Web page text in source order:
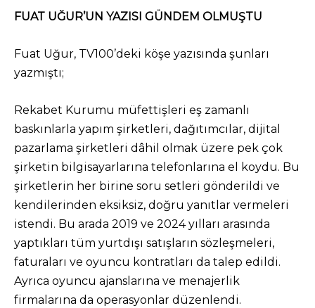
FUAT UĞUR’UN YAZISI GÜNDEM OLMUŞTU
Fuat Uğur, TV100’deki köşe yazısında şunları
yazmıştı;
Rekabet Kurumu müfettişleri eş zamanlı
baskınlarla yapım şirketleri, dağıtımcılar, dijital
pazarlama şirketleri dâhil olmak üzere pek çok
şirketin bilgisayarlarına telefonlarına el koydu. Bu
şirketlerin her birine soru setleri gönderildi ve
kendilerinden eksiksiz, doğru yanıtlar vermeleri
istendi. Bu arada 2019 ve 2024 yılları arasında
yaptıkları tüm yurtdışı satışların sözleşmeleri,
faturaları ve oyuncu kontratları da talep edildi.
Ayrıca oyuncu ajanslarına ve menajerlik
firmalarına da operasyonlar düzenlendi.